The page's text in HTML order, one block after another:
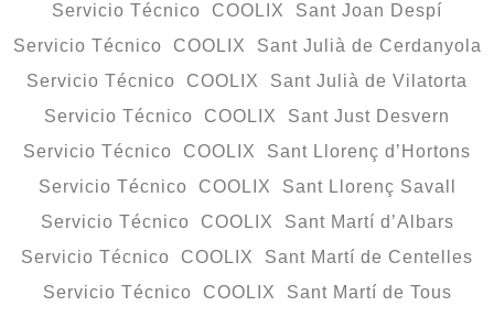
Servicio Técnico COOLIX Sant Joan Despí
Servicio Técnico COOLIX Sant Julià de Cerdanyola
Servicio Técnico COOLIX Sant Julià de Vilatorta
Servicio Técnico COOLIX Sant Just Desvern
Servicio Técnico COOLIX Sant Llorenç d’Hortons
Servicio Técnico COOLIX Sant Llorenç Savall
Servicio Técnico COOLIX Sant Martí d’Albars
Servicio Técnico COOLIX Sant Martí de Centelles
Servicio Técnico COOLIX Sant Martí de Tous